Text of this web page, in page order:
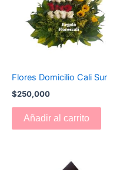
Flores Domicilio Cali Sur
$250,000
Añadir al carrito